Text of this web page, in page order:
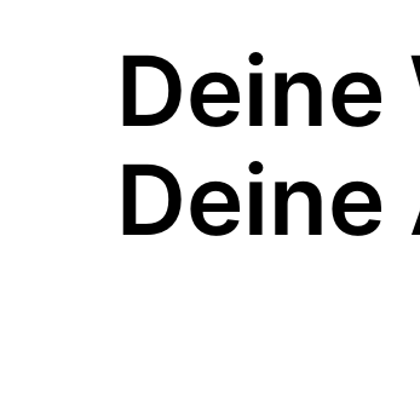
Deine
Deine